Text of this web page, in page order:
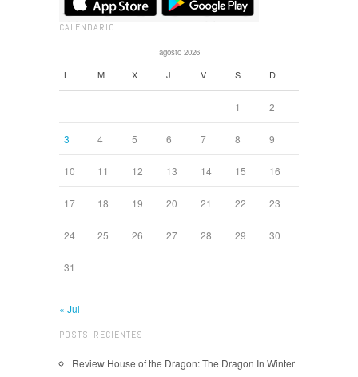
CALENDARIO
agosto 2026
L M X J V S D
1 2
3 4 5 6 7 8 9
10 11 12 13 14 15 16
17 18 19 20 21 22 23
24 25 26 27 28 29 30
31
« Jul
POSTS RECIENTES
Review House of the Dragon: The Dragon In Winter